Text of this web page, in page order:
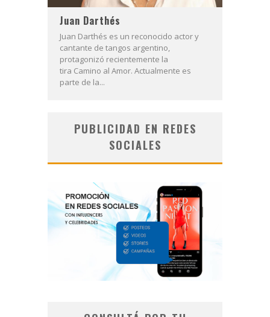
Juan Darthés
Juan Darthés es un reconocido actor y
cantante de tangos argentino,
protagonizó recientemente la
tira Camino al Amor. Actualmente es
parte de la...
PUBLICIDAD EN REDES
SOCIALES